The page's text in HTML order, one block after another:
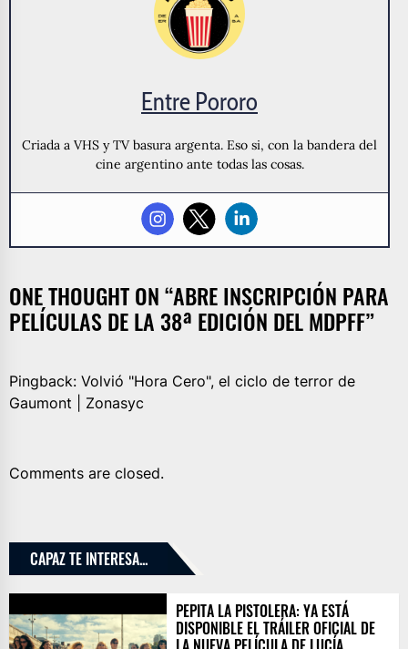
Entre Pororo
Criada a VHS y TV basura argenta. Eso si, con la bandera del
cine argentino ante todas las cosas.
ONE THOUGHT ON “ABRE INSCRIPCIÓN PARA
PELÍCULAS DE LA 38ª EDICIÓN DEL MDPFF”
Pingback: Volvió "Hora Cero", el ciclo de terror de
Gaumont | Zonasyc
Comments are closed.
CAPAZ TE INTERESA...
PEPITA LA PISTOLERA: YA ESTÁ
DISPONIBLE EL TRÁILER OFICIAL DE